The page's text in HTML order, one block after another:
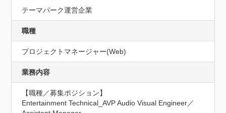
テーマパーク運営企業
職種
プロジェクトマネージャー(Web)
業務内容
【職種／募集ポジション】
Entertainment Technical_AVP Audio Visual Engineer／